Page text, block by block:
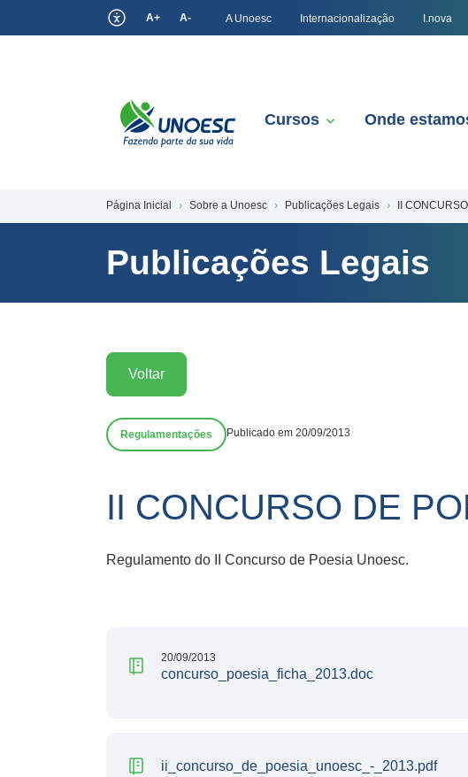
A+ A- A Unoesc Internacionalização I.nova
Cursos Onde
Página Inicial Sobre a Unoesc Publicações Legais II
Publicações Legais
Voltar
Regulamentações Publicado em 20/09/2013
II CONCURSO DE
Regulamento do II Concurso de Poesia Unoesc.
20/09/2013
concurso_poesia_ficha_2013.doc
ii_concurso_de_poesia_unoesc_-_2013.pdf